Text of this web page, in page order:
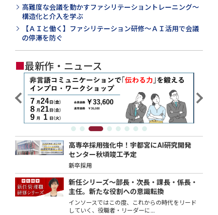
高難度な会議を動かすファシリテーショントレーニング～
構造化と介入を学ぶ
【ＡＩと働く】ファシリテーション研修～ＡＩ活用で会議
の停滞を防ぐ
■最新作・ニュース
高専卒採用強化中！宇都宮にAI研究開発
センター秋頃竣工予定
新卒採用
新任シリーズ～部長・次長・課長・係長・
主任。新たな役割への意識転換
インソースではこの度、これからの時代をリード
していく、役職者・リーダーに...